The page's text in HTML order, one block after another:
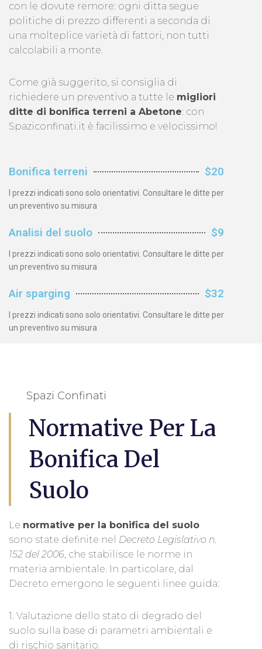
con le dovute remore: ogni ditta segue
politiche di prezzo differenti a seconda di
una molteplice varietà di fattori, non tutti
calcolabili a monte.
Come già suggerito, si consiglia di
richiedere un preventivo a tutte le migliori
ditte di bonifica terreni a Abetone: con
Spaziconfinati.it è facilissimo e velocissimo!
Bonifica terreni $20
I prezzi indicati sono solo orientativi. Consultare le ditte per
un preventivo su misura
Analisi del suolo $9
I prezzi indicati sono solo orientativi. Consultare le ditte per
un preventivo su misura
Air sparging $32
I prezzi indicati sono solo orientativi. Consultare le ditte per
un preventivo su misura
Spazi Confinati
Normative Per La
Bonifica Del
Suolo
Le normative per la bonifica del suolo
sono state definite nel Decreto Legislativo n.
152 del 2006, che stabilisce le norme in
materia ambientale. In particolare, dal
Decreto emergono le seguenti linee guida:
1. Valutazione dello stato di degrado del
suolo sulla base di parametri ambientali e
di rischio sanitario.